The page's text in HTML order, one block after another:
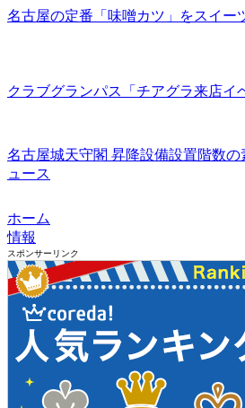
名古屋の定番「味噌カツ」をスイー
クラブグランパス「チアグラ来店イ
名古屋城天守閣 昇降設備設置階数
ュース
ホーム
情報
スポンサーリンク